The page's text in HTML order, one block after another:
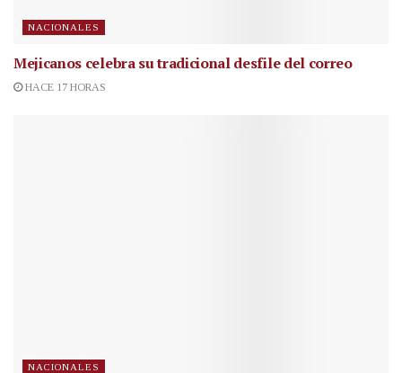
NACIONALES
Mejicanos celebra su tradicional desfile del correo
HACE 17 HORAS
NACIONALES